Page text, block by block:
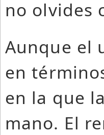
no olvides
Aunque el
en
en la que
mano. El